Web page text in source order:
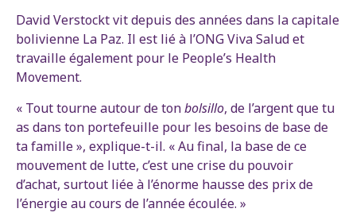
David Verstockt vit depuis des années dans la capitale
bolivienne La Paz. Il est lié à l’ONG Viva Salud et
travaille également pour le People’s Health
Movement.
« Tout tourne autour de tonbolsillo, de l’argent que tu
as dans ton portefeuille pour les besoins de base de
ta famille », explique-t-il. « Au final, la base de ce
mouvement de lutte, c’est une crise du pouvoir
d’achat, surtout liée à l’énorme hausse des prix de
l’énergie au cours de l’année écoulée. »